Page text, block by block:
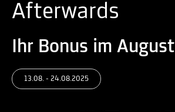
Afterwards
Ihr Bonus im August
13.08. - 24.08.2025